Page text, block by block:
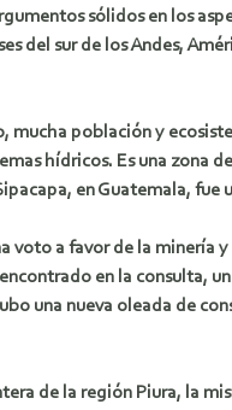
sólidos en los
del sur de los Andes,
población y
hídricos. Es una zona
en Guatemala, fue
voto a favor de la minería
en la consulta,
una nueva oleada de
de la región Piura, la